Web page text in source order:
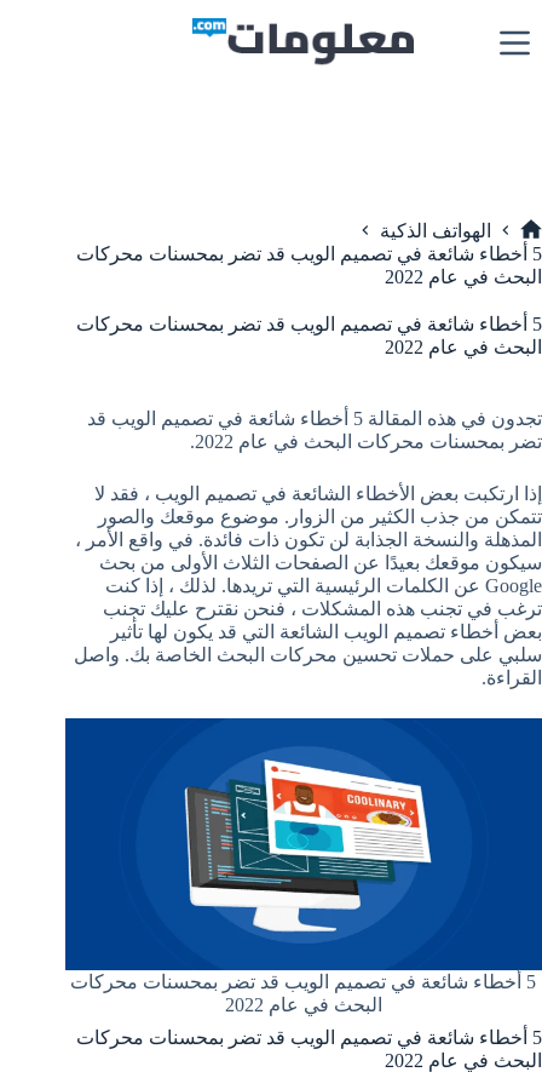
إلى
المحتوى
الرئيسية
الهواتف الذكية
5 أخطاء شائعة في تصميم الويب قد تضر بمحسنات محركات
البحث في عام 2022
5 أخطاء شائعة في تصميم الويب قد تضر بمحسنات محركات
البحث في عام 2022
تجدون في هذه المقالة 5 أخطاء شائعة في تصميم الويب قد
تضر بمحسنات محركات البحث في عام 2022.
إذا ارتكبت بعض الأخطاء الشائعة في تصميم الويب ، فقد لا
تتمكن من جذب الكثير من الزوار. موضوع موقعك والصور
المذهلة والنسخة الجذابة لن تكون ذات فائدة. في واقع الأمر ،
سيكون موقعك بعيدًا عن الصفحات الثلاث الأولى من بحث
Google عن الكلمات الرئيسية التي تريدها. لذلك ، إذا كنت
ترغب في تجنب هذه المشكلات ، فنحن نقترح عليك تجنب
بعض أخطاء تصميم الويب الشائعة التي قد يكون لها تأثير
سلبي على حملات تحسين محركات البحث الخاصة بك. واصل
القراءة.
5 أخطاء شائعة في تصميم الويب قد تضر بمحسنات محركات
البحث في عام 2022
5 أخطاء شائعة في تصميم الويب قد تضر بمحسنات محركات
البحث في عام 2022